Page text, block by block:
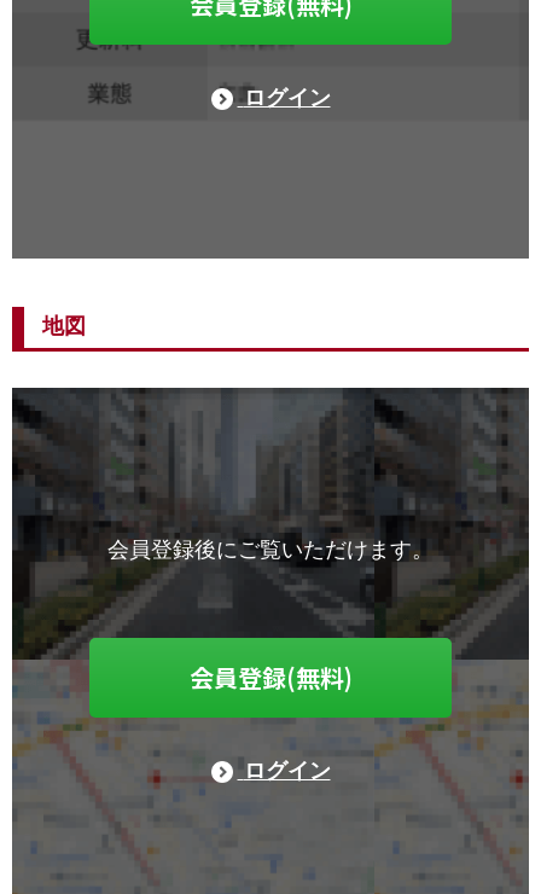
ログイン
地図
会員登録後にご覧いただけます。
会員登録(無料)
ログイン